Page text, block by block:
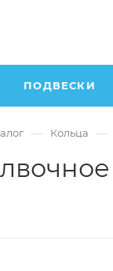
ПОДВЕСКИ
— Кольца —